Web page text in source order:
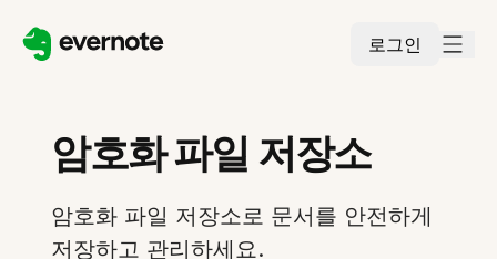
로그인
암호화 파일 저장소
암호화 파일 저장소로 문서를 안전하게
저장하고 관리하세요.